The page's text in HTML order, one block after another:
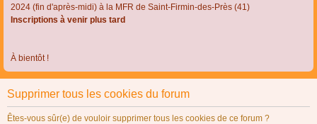
2024 (fin d'après-midi) à la MFR de Saint-Firmin-des-Près (41)
Inscriptions à venir plus tard
À bientôt !
Supprimer tous les cookies du forum
Êtes-vous sûr(e) de vouloir supprimer tous les cookies de ce forum ?